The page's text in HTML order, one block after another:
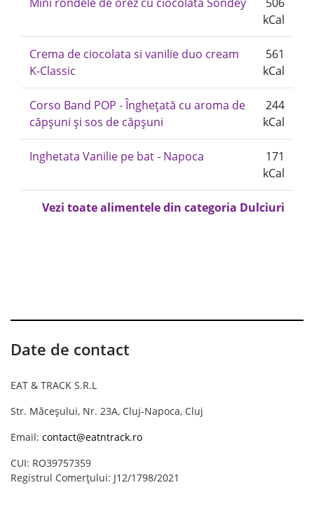
kCal
Crema de ciocolata si vanilie duo cream
K-Classic
561
kCal
Corso Band POP - Înghețată cu aroma de
căpșuni și sos de căpșuni
244
kCal
Inghetata Vanilie pe bat - Napoca
171
kCal
Vezi toate alimentele din categoria Dulciuri
Date de contact
EAT & TRACK S.R.L
Str. Măceșului, Nr. 23A, Cluj-Napoca, Cluj
Email: contact@eatntrack.ro
CUI: RO39757359
Registrul Comerțului: J12/1798/2021